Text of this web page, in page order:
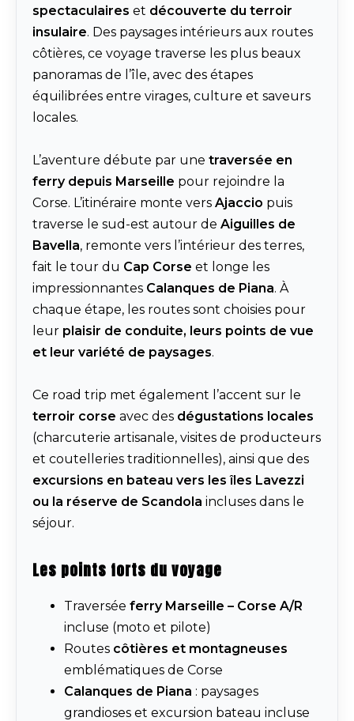
spectaculaires et découverte du terroir
insulaire. Des paysages intérieurs aux routes
côtières, ce voyage traverse les plus beaux
panoramas de l’île, avec des étapes
équilibrées entre virages, culture et saveurs
locales.
L’aventure débute par une traversée en
ferry depuis Marseille pour rejoindre la
Corse. L’itinéraire monte vers Ajaccio puis
traverse le sud-est autour de Aiguilles de
Bavella, remonte vers l’intérieur des terres,
fait le tour du Cap Corse et longe les
impressionnantes Calanques de Piana. À
chaque étape, les routes sont choisies pour
leur plaisir de conduite, leurs points de vue
et leur variété de paysages.
Ce road trip met également l’accent sur le
terroir corse avec des dégustations locales
(charcuterie artisanale, visites de producteurs
et coutelleries traditionnelles), ainsi que des
excursions en bateau vers les îles Lavezzi
ou la réserve de Scandola incluses dans le
séjour.
Les points forts du voyage
Traversée ferry Marseille – Corse A/R
incluse (moto et pilote)
Routes côtières et montagneuses
emblématiques de Corse
Calanques de Piana : paysages
grandioses et excursion bateau incluse